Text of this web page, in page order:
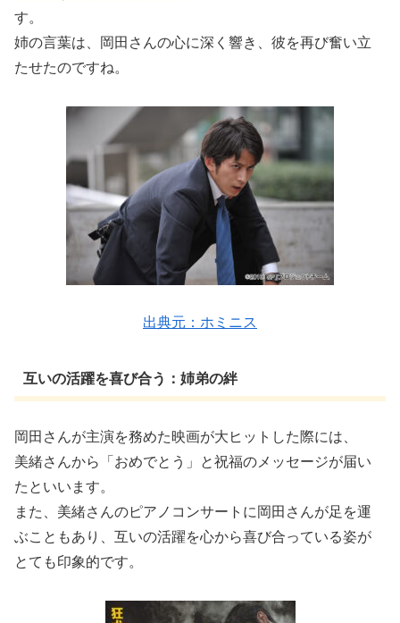
す。
姉の言葉は、岡田さんの心に深く響き、彼を再び奮い立
たせたのですね。
出典元：ホミニス
互いの活躍を喜び合う：姉弟の絆
岡田さんが主演を務めた映画が大ヒットした際には、
美緒さんから「おめでとう」と祝福のメッセージが届い
たといいます。
また、美緒さんのピアノコンサートに岡田さんが足を運
ぶこともあり、互いの活躍を心から喜び合っている姿が
とても印象的です。